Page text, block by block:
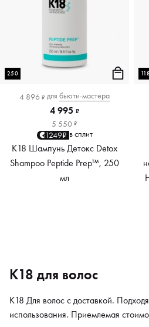
250
4 896 ₽ для бьюти-мастера
4 995 ₽
5 550 ₽
1249₽ в сплит
K18 Шампунь Детокс Detox
Shampoo Peptide Prep™, 250
мл
118
K18 для волос
K18 Для волос с доставкой.
использования. Приемлемая